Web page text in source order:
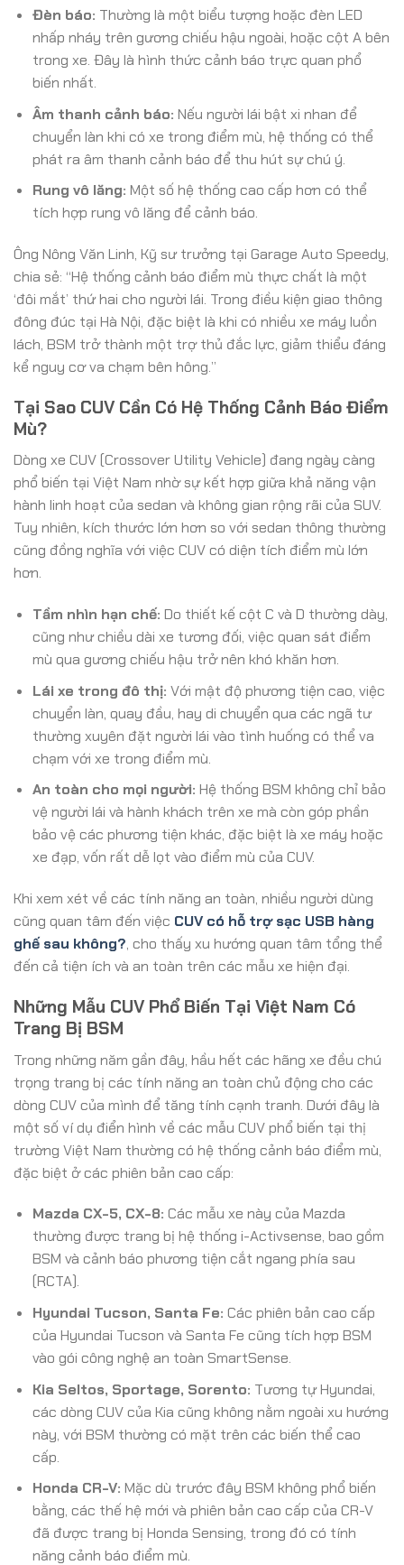
Đèn báo: Thường là một biểu tượng hoặc đèn LED
nhấp nháy trên gương chiếu hậu ngoài, hoặc cột A bên
trong xe. Đây là hình thức cảnh báo trực quan phổ
biến nhất.
Âm thanh cảnh báo: Nếu người lái bật xi nhan để
chuyển làn khi có xe trong điểm mù, hệ thống có thể
phát ra âm thanh cảnh báo để thu hút sự chú ý.
Rung vô lăng: Một số hệ thống cao cấp hơn có thể
tích hợp rung vô lăng để cảnh báo.
Ông Nông Văn Linh, Kỹ sư trưởng tại Garage Auto Speedy,
chia sẻ: “Hệ thống cảnh báo điểm mù thực chất là một
‘đôi mắt’ thứ hai cho người lái. Trong điều kiện giao thông
đông đúc tại Hà Nội, đặc biệt là khi có nhiều xe máy luồn
lách, BSM trở thành một trợ thủ đắc lực, giảm thiểu đáng
kể nguy cơ va chạm bên hông.”
Tại Sao CUV Cần Có Hệ Thống Cảnh Báo Điểm
Mù?
Dòng xe CUV (Crossover Utility Vehicle) đang ngày càng
phổ biến tại Việt Nam nhờ sự kết hợp giữa khả năng vận
hành linh hoạt của sedan và không gian rộng rãi của SUV.
Tuy nhiên, kích thước lớn hơn so với sedan thông thường
cũng đồng nghĩa với việc CUV có diện tích điểm mù lớn
hơn.
Tầm nhìn hạn chế: Do thiết kế cột C và D thường dày,
cũng như chiều dài xe tương đối, việc quan sát điểm
mù qua gương chiếu hậu trở nên khó khăn hơn.
Lái xe trong đô thị: Với mật độ phương tiện cao, việc
chuyển làn, quay đầu, hay di chuyển qua các ngã tư
thường xuyên đặt người lái vào tình huống có thể va
chạm với xe trong điểm mù.
An toàn cho mọi người: Hệ thống BSM không chỉ bảo
vệ người lái và hành khách trên xe mà còn góp phần
bảo vệ các phương tiện khác, đặc biệt là xe máy hoặc
xe đạp, vốn rất dễ lọt vào điểm mù của CUV.
Khi xem xét về các tính năng an toàn, nhiều người dùng
cũng quan tâm đến việc CUV có hỗ trợ sạc USB hàng
ghế sau không?, cho thấy xu hướng quan tâm tổng thể
đến cả tiện ích và an toàn trên các mẫu xe hiện đại.
Những Mẫu CUV Phổ Biến Tại Việt Nam Có
Trang Bị BSM
Trong những năm gần đây, hầu hết các hãng xe đều chú
trọng trang bị các tính năng an toàn chủ động cho các
dòng CUV của mình để tăng tính cạnh tranh. Dưới đây là
một số ví dụ điển hình về các mẫu CUV phổ biến tại thị
trường Việt Nam thường có hệ thống cảnh báo điểm mù,
đặc biệt ở các phiên bản cao cấp:
Mazda CX-5, CX-8: Các mẫu xe này của Mazda
thường được trang bị hệ thống i-Activsense, bao gồm
BSM và cảnh báo phương tiện cắt ngang phía sau
(RCTA).
Hyundai Tucson, Santa Fe: Các phiên bản cao cấp
của Hyundai Tucson và Santa Fe cũng tích hợp BSM
vào gói công nghệ an toàn SmartSense.
Kia Seltos, Sportage, Sorento: Tương tự Hyundai,
các dòng CUV của Kia cũng không nằm ngoài xu hướng
này, với BSM thường có mặt trên các biến thể cao
cấp.
Honda CR-V: Mặc dù trước đây BSM không phổ biến
bằng, các thế hệ mới và phiên bản cao cấp của CR-V
đã được trang bị Honda Sensing, trong đó có tính
năng cảnh báo điểm mù.